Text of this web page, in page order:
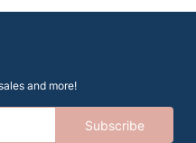
and more!
Subscribe